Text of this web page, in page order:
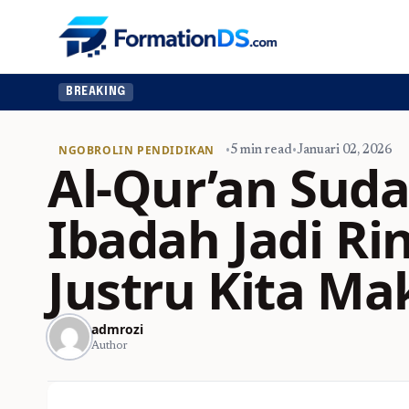
BREAKING
NGOBROLIN PENDIDIKAN •5 min read•Januari 02, 2026
Al-Qur’an
Ibadah Jadi
Justru Kita
admrozi
Author